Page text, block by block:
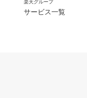
楽天グループ
サービス一覧